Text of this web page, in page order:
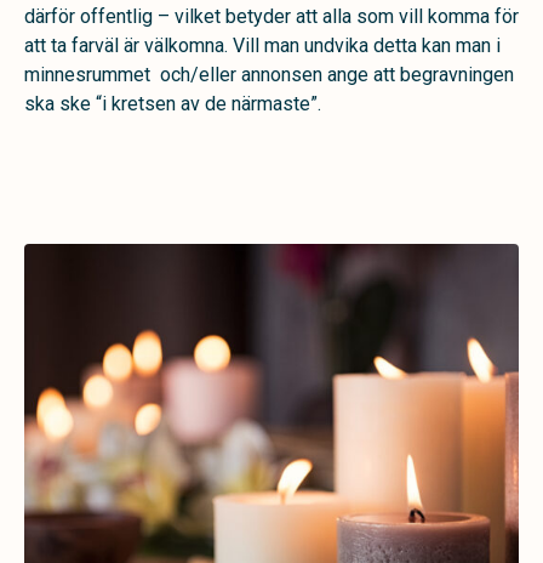
därför offentlig – vilket betyder att alla som vill komma för
att ta farväl är välkomna. Vill man undvika detta kan man i
minnesrummet och/eller annonsen ange att begravningen
ska ske “i kretsen av de närmaste”.